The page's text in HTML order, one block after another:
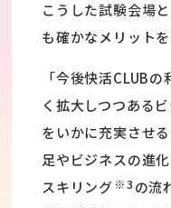
こうした試験会場
も確かなメリット
「今後快活CLUB
く拡大しつつある
をいかに充実させ
足やビジネスの進
スキリング※3 の流